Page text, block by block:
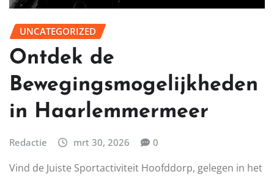
UNCATEGORIZED
Ontdek de
Bewegingsmogelijkheden
in Haarlemmermeer
Redactie mrt 30, 2026 0
Vind de Juiste Sportactiviteit Hoofddorp, gelegen in het